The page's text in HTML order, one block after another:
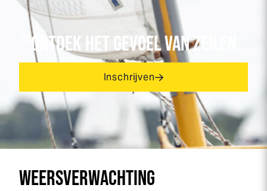
ONTDEK HET GEVOEL VAN ZEILEN
Inschrijven
WEERSVERWACHTING